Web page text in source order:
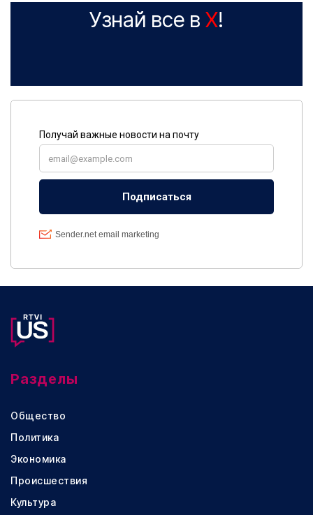
Узнай все в X!
Разделы
Общество
Политика
Экономика
Происшествия
Культура